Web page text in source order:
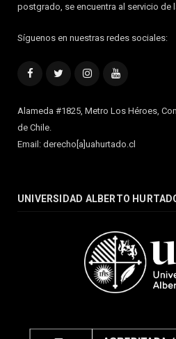
postgrado, se encuentra al servicio de
Síguenos en nuestras redes sociales:
FacebookTwitterInstagramYouTube
Alameda #1825, Metro Los Héroes,
de Chile.
Email: derecho[a]uahurtado.cl
UNIVERSIDAD ALBERTO